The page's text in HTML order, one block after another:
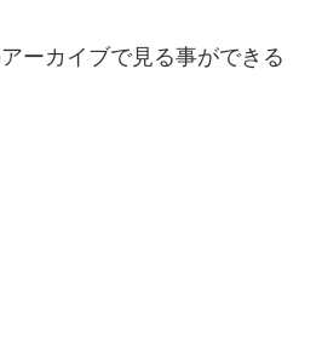
ーカイブで見る事ができる